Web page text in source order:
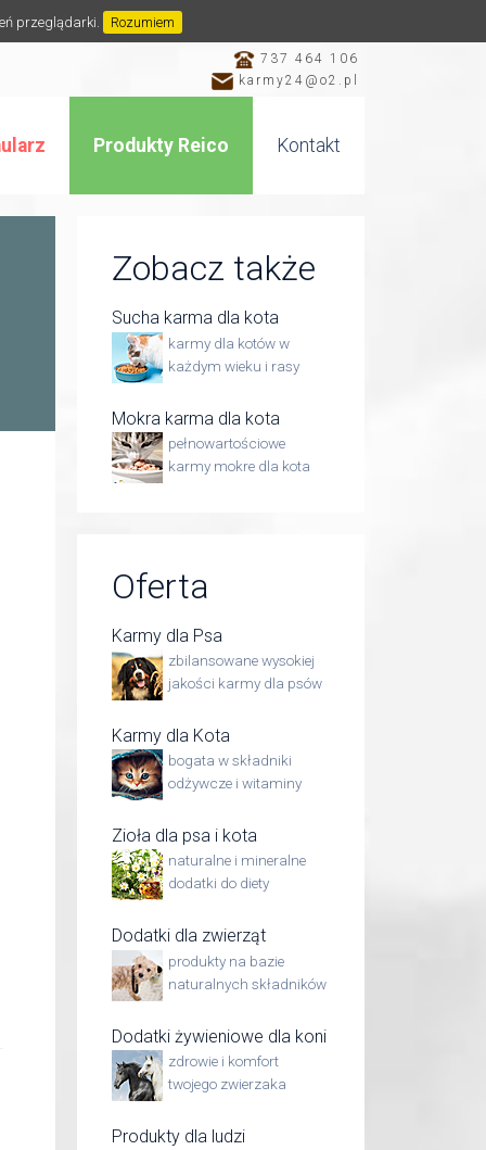
przeglądarki. Rozumiem
737 464 106
karmy24@o2.pl
Produkty Reico Kontakt
Zobacz także
Sucha karma dla kota
karmy dla kotów w
każdym wieku i rasy
Mokra karma dla kota
pełnowartościowe
karmy mokre dla kota
Oferta
Karmy dla Psa
zbilansowane wysokiej
jakości karmy dla psów
Karmy dla Kota
bogata w składniki
odżywcze i witaminy
Zioła dla psa i kota
naturalne i mineralne
dodatki do diety
Dodatki dla zwierząt
produkty na bazie
naturalnych składników
Dodatki żywieniowe dla koni
zdrowie i komfort
twojego zwierzaka
Produkty dla ludzi